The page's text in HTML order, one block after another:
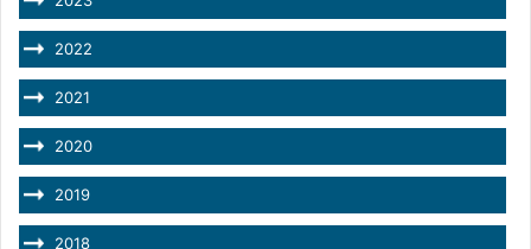
2022
2021
2020
2019
2018